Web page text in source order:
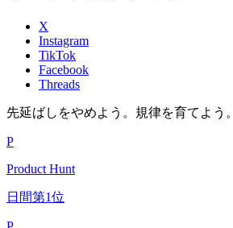
X
Instagram
TikTok
Facebook
Threads
先延ばしをやめよう。規律を育てよう。
P
Product Hunt
日間第1位